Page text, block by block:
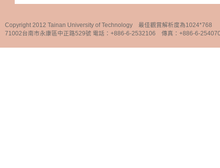
Copyright 2012 Tainan University of Technology 最佳觀賞解析度為1024*768
71002台南市永康區中正路529號 電話：+886-6-2532106 傳真：+886-6-